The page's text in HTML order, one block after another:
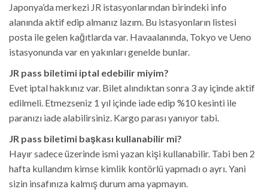
Japonya’da merkezi JR istasyonlarından birindeki info
alanında aktif edip almanız lazım. Bu istasyonların listesi
posta ile gelen kağıtlarda var. Havaalanında, Tokyo ve Ueno
istasyonunda var en yakınları genelde bunlar.
JR pass biletimi iptal edebilir miyim?
Evet iptal hakkınız var. Bilet alındıktan sonra 3 ay içinde aktif
edilmeli. Etmezseniz 1 yıl içinde iade edip %10 kesinti ile
paranızı iade alabilirsiniz. Kargo parası yanıyor tabi.
JR pass biletimi başkası kullanabilir mi?
Hayır sadece üzerinde ismi yazan kişi kullanabilir. Tabi ben 2
hafta kullandım kimse kimlik kontörlü yapmadı o ayrı. Yani
sizin insafınıza kalmış durum ama yapmayın.